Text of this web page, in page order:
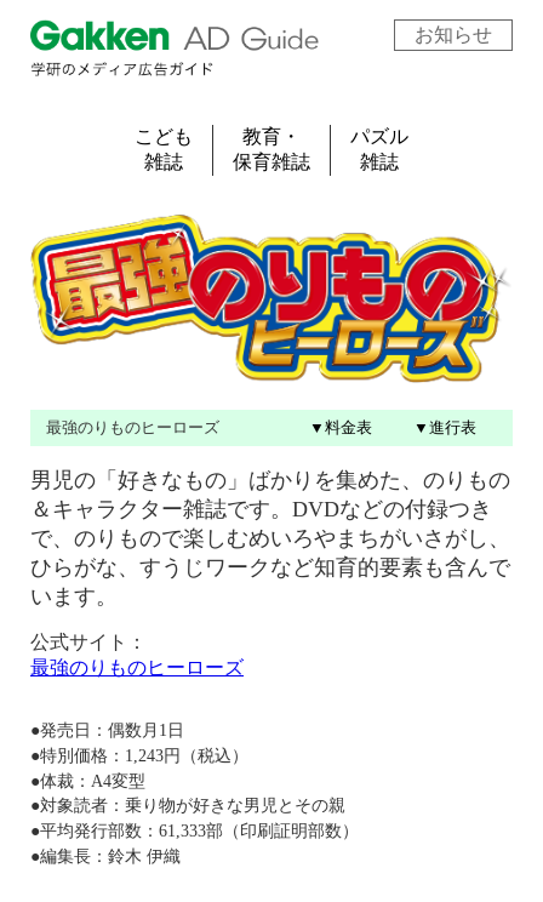
お知らせ
こども
雑誌
教育・
保育雑誌
パズル
雑誌
最強のりものヒーローズ ▼料金表 ▼進行表
男児の「好きなもの」ばかりを集めた、のりもの
＆キャラクター雑誌です。DVDなどの付録つき
で、のりもので楽しむめいろやまちがいさがし、
ひらがな、すうじワークなど知育的要素も含んで
います。
公式サイト：
最強のりものヒーローズ
●発売日：偶数月1日
●特別価格：1,243円（税込）
●体裁：A4変型
●対象読者：乗り物が好きな男児とその親
●平均発行部数：61,333部（印刷証明部数）
●編集長：鈴木 伊織